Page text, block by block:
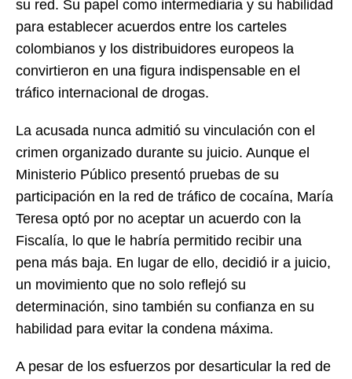
su red. Su papel como intermediaria y su habilidad
para establecer acuerdos entre los carteles
colombianos y los distribuidores europeos la
convirtieron en una figura indispensable en el
tráfico internacional de drogas.
La acusada nunca admitió su vinculación con el
crimen organizado durante su juicio. Aunque el
Ministerio Público presentó pruebas de su
participación en la red de tráfico de cocaína, María
Teresa optó por no aceptar un acuerdo con la
Fiscalía, lo que le habría permitido recibir una
pena más baja. En lugar de ello, decidió ir a juicio,
un movimiento que no solo reflejó su
determinación, sino también su confianza en su
habilidad para evitar la condena máxima.
A pesar de los esfuerzos por desarticular la red de